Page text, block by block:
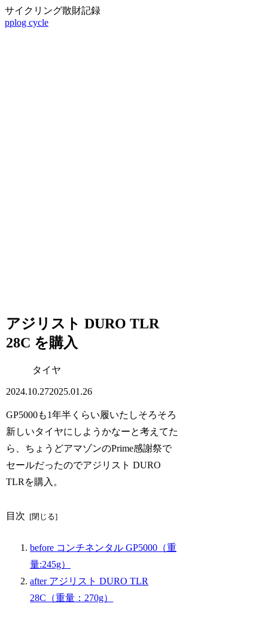
サイクリング散財記録
pplog cycle
アジリスト DURO TLR
28C を購入
タイヤ
2024.10.272025.01.26
GP5000も1年半くらい履いたしそろそろ
新しいタイヤにしようかなーと考えてた
ら、ちょうどアマゾンのPrime感謝祭で
セールだったのでアジリスト DURO
TLRを購入。
目次
before コンチネンタル GP5000（重
量:245g）
after アジリスト DURO TLR
28C（重量：270g）